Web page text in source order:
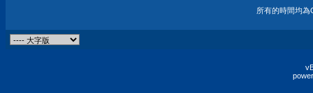
所有的時間均為